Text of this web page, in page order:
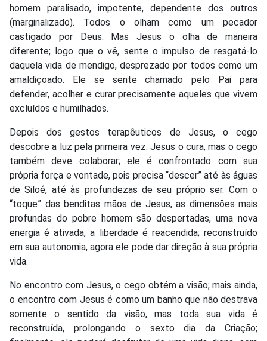
homem paralisado, impotente, dependente dos outros
(marginalizado). Todos o olham como um pecador
castigado por Deus. Mas Jesus o olha de maneira
diferente; logo que o vê, sente o impulso de resgatá-lo
daquela vida de mendigo, desprezado por todos como um
amaldiçoado. Ele se sente chamado pelo Pai para
defender, acolher e curar precisamente aqueles que vivem
excluídos e humilhados.
Depois dos gestos terapêuticos de Jesus, o cego
descobre a luz pela primeira vez. Jesus o cura, mas o cego
também deve colaborar; ele é confrontado com sua
própria força e vontade, pois precisa “descer” até às águas
de Siloé, até às profundezas de seu próprio ser. Com o
“toque” das benditas mãos de Jesus, as dimensões mais
profundas do pobre homem são despertadas, uma nova
energia é ativada, a liberdade é reacendida; reconstruído
em sua autonomia, agora ele pode dar direção à sua própria
vida.
No encontro com Jesus, o cego obtém a visão; mais ainda,
o encontro com Jesus é como um banho que não destrava
somente o sentido da visão, mas toda sua vida é
reconstruída, prolongando o sexto dia da Criação;